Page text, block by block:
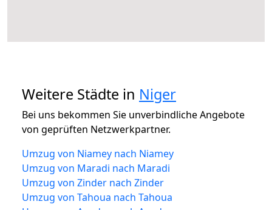
Weitere Städte in Niger
Bei uns bekommen Sie unverbindliche Angebote
von geprüften Netzwerkpartner.
Umzug von Niamey nach Niamey
Umzug von Maradi nach Maradi
Umzug von Zinder nach Zinder
Umzug von Tahoua nach Tahoua